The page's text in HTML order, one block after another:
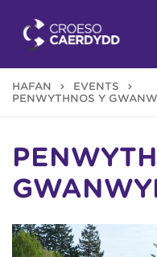
HAFAN
EVENTS
PENWYTHNOS Y